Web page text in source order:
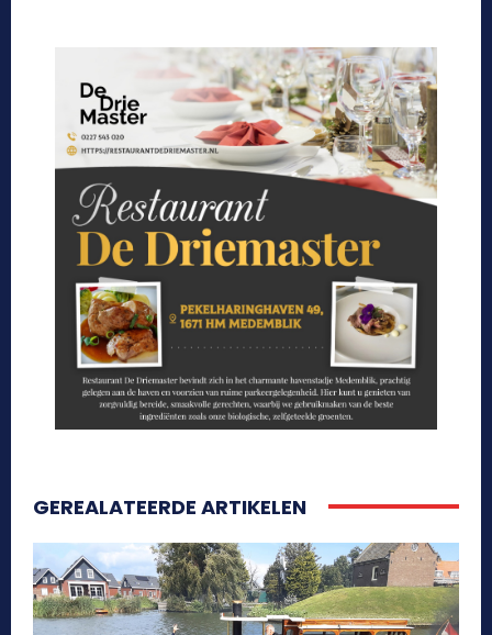
GEREALATEERDE ARTIKELEN